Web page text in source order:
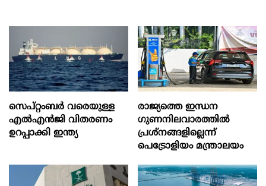
സെപ്റ്റംബർ വരെയുള്ള
എൽഎൻജി വിതരണം
ഉറപ്പാക്കി ഇന്ത്യ
രാജ്യത്തെ ഇന്ധന
ഗുണനിലവാരത്തില്‍
പ്രശ്‌നങ്ങളില്ലെന്ന്
പെട്രോളിയം മന്ത്രാലയം